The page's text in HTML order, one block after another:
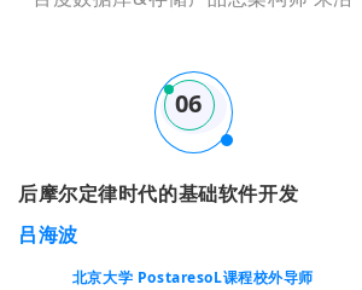
06
后摩尔定律时代的基础软件开发
吕海波
北京大学 PostaresoL课程校外导师